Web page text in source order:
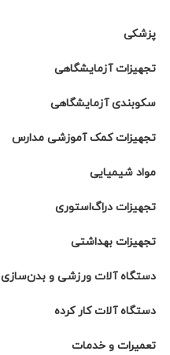
پزشکی
تجهیزات آزمایشگاهی
سکوبندی آزمایشگاهی
تجهیزات کمک آموزشی مدارس
مواد شیمیایی
تجهیزات دراگ‌استوری
تجهیزات بهداشتی
دستگاه آلات ورزشی و بدن‌سازی
دستگاه آلات کار کرده
تعمیرات و خدمات